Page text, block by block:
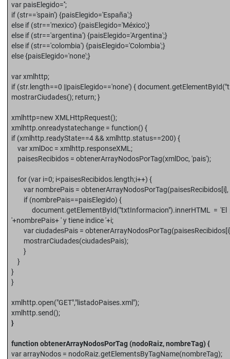
var paisElegido='';
if (str=='spain') {paisElegido='España';}
else if (str=='mexico') {paisElegido='México';}
else if (str=='argentina') {paisElegido='Argentina';}
else if (str=='colombia') {paisElegido='Colombia';}
else {paisElegido='none';}
var xmlhttp;
if (str.length==0 ||paisElegido=='none') {
mostrarCiudades(); return; }
xmlhttp=new XMLHttpRequest();
xmlhttp.onreadystatechange = function() {
if (xmlhttp.readyState==4 && xmlhttp.status==200) {
var xmlDoc = xmlhttp.responseXML;
paisesRecibidos = obtenerArrayNodosPorTag(xmlDoc, 'pais');
for (var i=0; i<paisesRecibidos.length;i++) {
var nombrePais = obtenerArrayNodosPorTag(paisesRecibidos[i],
if (nombrePais==paisElegido) {
document.getElementById("txtInformacion").innerHTML = 'El
'+nombrePais+ ' y tiene indice '+i;
var ciudadesPais =
mostrarCiudades(ciudadesPais);
}
}
}
}
xmlhttp.open("GET","listadoPaises.xml");
xmlhttp.send();
}
function obtenerArrayNodosPorTag (nodoRaiz, nombreTag) {
var arrayNodos = nodoRaiz.getElementsByTagName(nombreTag);